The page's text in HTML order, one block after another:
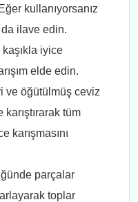
kullanıyorsanız
da ilave edin.
iyice
elde edin.
ve öğütülmüş ceviz
tüm
karışmasını
parçalar
toplar